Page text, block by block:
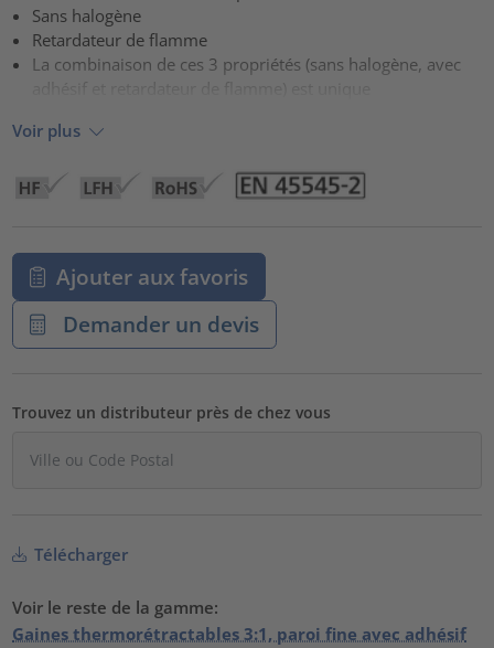
Sans halogène
Retardateur de flamme
La combinaison de ces 3 propriétés (sans halogène, avec
adhésif et retardateur de flamme) est unique
Voir plus
Ajouter aux favoris
Demander un devis
Trouvez un distributeur près de chez vous
Télécharger
Voir le reste de la gamme:
Gaines thermorétractables 3:1, paroi fine avec adhésif